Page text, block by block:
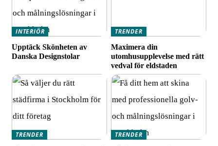
INTERIÖR
Upptäck Skönheten av
Danska Designstolar
TRENDER
Maximera din
utomhusupplevelse med rätt
vedval för eldstaden
TRENDER
TRENDER